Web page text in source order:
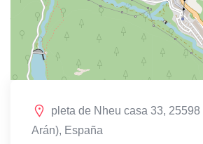
pleta de Nheu casa 33,
Arán), España